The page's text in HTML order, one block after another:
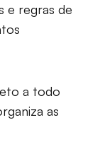
e regras de
a todo
as